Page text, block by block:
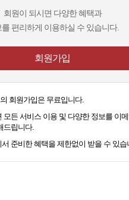
회원이 되시면 다양한 혜택과
를 편리하게 이용하실 수 있습니다.
회원가입
회원가입은 무료입니다.
모든 서비스 이용 및 다양한 정보를 이
드립니다.
서 준비한 혜택을 제한없이 받을 수 있습